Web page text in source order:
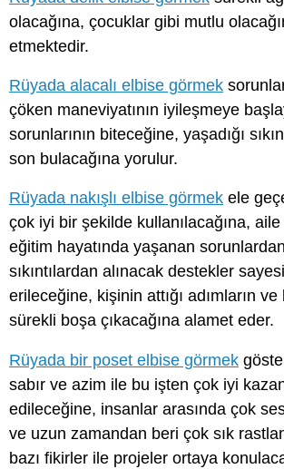
olacağına, çocuklar gibi mutlu
etmektedir.
Rüyada alacalı elbise görmek
çöken maneviyatının iyileşmeye
sorunlarının biteceğine, yaşadığı
son bulacağına yorulur.
Rüyada nakışlı elbise görmek ele
çok iyi bir şekilde kullanılacağına,
eğitim hayatında yaşanan
sıkıntılardan alınacak destekler
erileceğine, kişinin attığı adımların
sürekli boşa çıkacağına alamet eder.
Rüyada bir poset elbise görmek
sabır ve azim ile bu işten çok iyi
edileceğine, insanlar arasında çok
ve uzun zamandan beri çok sık
bazı fikirler ile projeler ortaya